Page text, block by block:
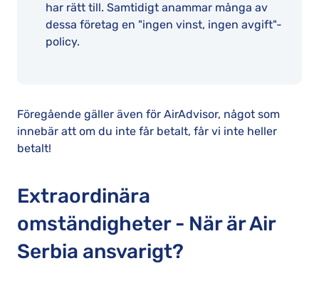
har rätt till. Samtidigt anammar många av
dessa företag en "ingen vinst, ingen avgift"-
policy.
Föregående gäller även för AirAdvisor, något som
innebär att om du inte får betalt, får vi inte heller
betalt!
Extraordinära
omständigheter - När är Air
Serbia ansvarigt?